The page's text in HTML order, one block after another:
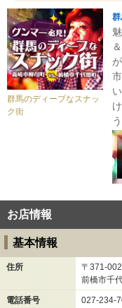
群馬のディープなスナッ
ク街
お店情報
基本情報
住所
〒371-
前橋市千
電話番号 027-234-